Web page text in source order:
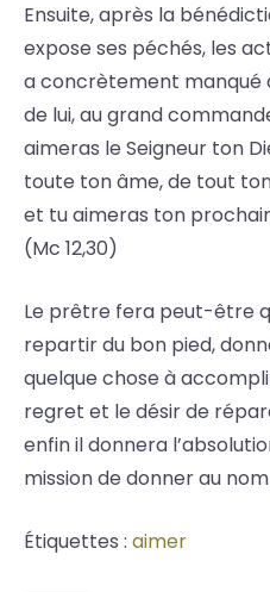
Ensuite, après la
expose ses péchés, les
a concrètement manqué
de lui, au grand
aimeras le Seigneur ton
toute ton âme, de tout
et tu aimeras ton
(Mc 12,30)
Le prêtre fera peut-être
repartir du bon pied,
quelque chose à
regret et le désir de
enfin il donnera
mission de donner au
Étiquettes : aimer